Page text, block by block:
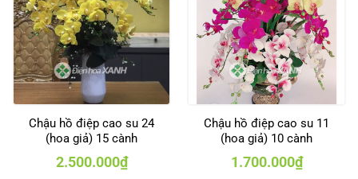
Chậu hồ điệp cao su 24
(hoa giả) 15 cành
2.500.000₫
Chậu hồ điệp cao su 11
(hoa giả) 10 cành
1.700.000₫